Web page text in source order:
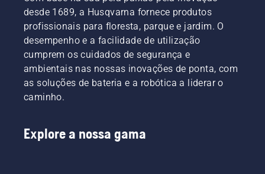
desde 1689, a Husqvarna fornece produtos
profissionais para floresta, parque e jardim. O
desempenho e a facilidade de utilização
cumprem os cuidados de segurança e
ambientais nas nossas inovações de ponta, com
as soluções de bateria e a robótica a liderar o
caminho.
Explore a nossa gama